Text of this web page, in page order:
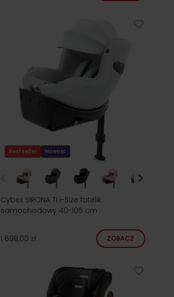
Bestseller Nowość
Cybex SIRONA TI i-Size fotelik
samochodowy 40-105 cm
1 698,00 zł ZOBACZ